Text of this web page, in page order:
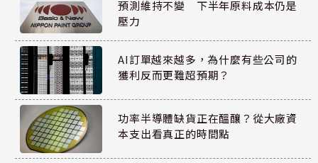
預測維持不變 下半年原料成本仍是
壓力
AI訂單越來越多，為什麼有些公司的
獲利反而更難超預期？
功率半導體缺貨正在醞釀？從大廠資
本支出看真正的時間點